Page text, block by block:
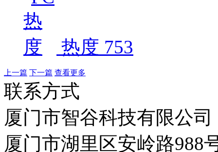
热度 753
上一篇 下一篇 查看更多
联系方式
厦门市智谷科技有限公司
厦门市湖里区安岭路988